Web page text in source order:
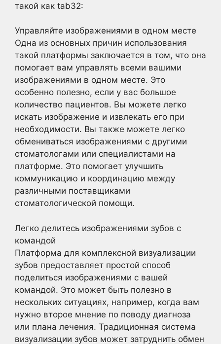
такой как tab32:
Управляйте изображениями в одном месте
Одна из основных причин использования
такой платформы заключается в том, что она
помогает вам управлять всеми вашими
изображениями в одном месте. Это
особенно полезно, если у вас большое
количество пациентов. Вы можете легко
искать изображение и извлекать его при
необходимости. Вы также можете легко
обмениваться изображениями с другими
стоматологами или специалистами на
платформе. Это помогает улучшить
коммуникацию и координацию между
различными поставщиками
стоматологической помощи.
Легко делитесь изображениями зубов с
командой
Платформа для комплексной визуализации
зубов предоставляет простой способ
поделиться изображениями с вашей
командой. Это может быть полезно в
нескольких ситуациях, например, когда вам
нужно второе мнение по поводу диагноза
или плана лечения. Традиционная система
визуализации зубов может затруднить обмен